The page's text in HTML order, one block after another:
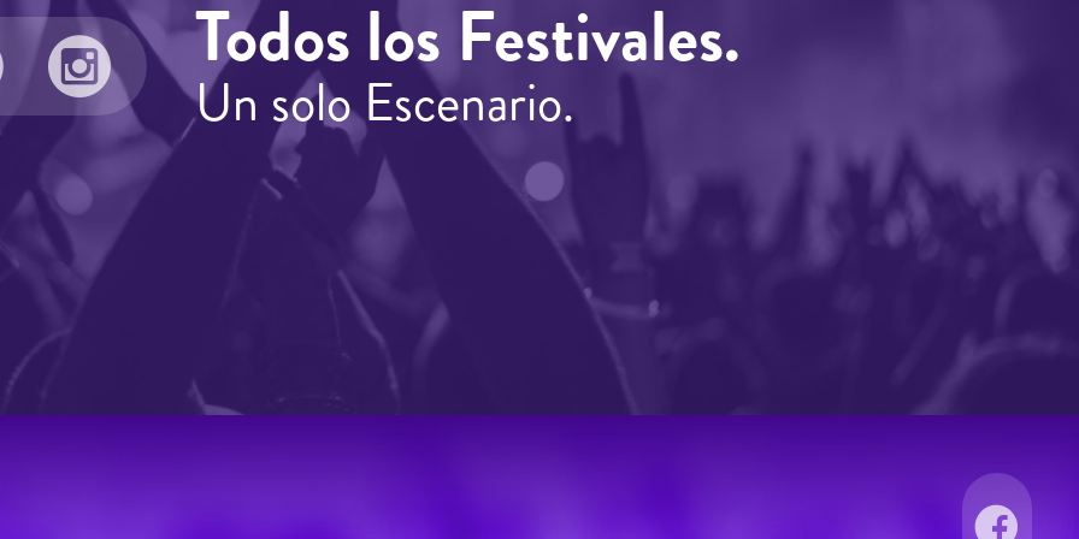
Todos los Festivales.
Un solo Escenario.